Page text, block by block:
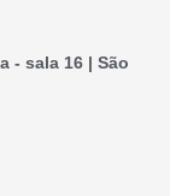
- sala 16 | São